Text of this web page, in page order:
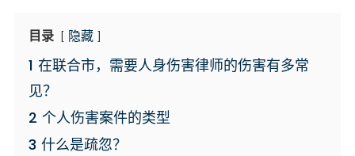
目录 隐藏
1 在联合市，需要人身伤害律师的伤害有多常
见？
2 个人伤害案件的类型
3 什么是疏忽？